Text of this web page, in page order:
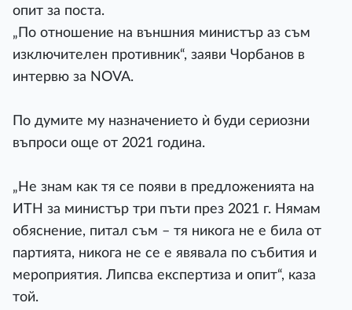
опит за поста.
„По отношение на външния министър аз съм
изключителен противник“, заяви Чорбанов в
интервю за NOVA.
По думите му назначението ѝ буди сериозни
въпроси още от 2021 година.
„Не знам как тя се появи в предложенията на
ИТН за министър три пъти през 2021 г. Нямам
обяснение, питал съм – тя никога не е била от
партията, никога не се е явявала по събития и
мероприятия. Липсва експертиза и опит“, каза
той.